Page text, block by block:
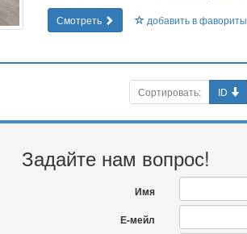
Смотреть
добавить в фавориты
Сортировать: ID
Задайте нам вопрос!
Имя
Е-мейл